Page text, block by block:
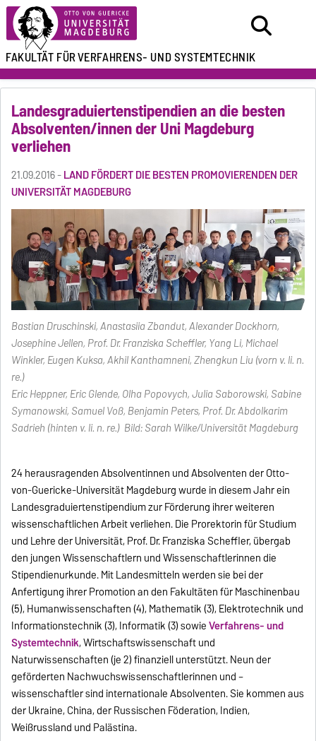
FAKULTÄT FÜRVERFAHRENS- UND SYSTEMTECHNIK
Landesgraduiertenstipendien an die besten
Absolventen/innen der Uni Magdeburg
verliehen
21.09.2016 -LAND FÖRDERT DIE BESTEN PROMOVIERENDEN DER
UNIVERSITÄT MAGDEBURG
Bastian Druschinski, Anastasiia Zbandut, Alexander Dockhorn,
Josephine Jellen, Prof. Dr. Franziska Scheffler, Yang Li, Michael
Winkler, Eugen Kuksa, Akhil Kanthamneni, Zhengkun Liu (vorn v. li. n.
re.)
Eric Heppner, Eric Glende, Olha Popovych, Julia Saborowski, Sabine
Symanowski, Samuel Voß, Benjamin Peters, Prof. Dr. Abdolkarim
Sadrieh (hinten v. li. n. re.) Bild: Sarah Wilke/Universität Magdeburg
24 herausragenden Absolventinnen und Absolventen der Otto-
von-Guericke-Universität Magdeburg wurde in diesem Jahr ein
Landesgraduiertenstipendium zur Förderung ihrer weiteren
wissenschaftlichen Arbeit verliehen. Die Prorektorin für Studium
und Lehre der Universität, Prof. Dr. Franziska Scheffler, übergab
den jungen Wissenschaftlern und Wissenschaftlerinnen die
Stipendienurkunde. Mit Landesmitteln werden sie bei der
Anfertigung ihrer Promotion an den Fakultäten für Maschinenbau
(5), Humanwissenschaften (4), Mathematik (3), Elektrotechnik und
Informationstechnik (3), Informatik (3) sowieVerfahrens- und
Systemtechnik, Wirtschaftswissenschaft und
Naturwissenschaften (je 2) finanziell unterstützt. Neun der
geförderten Nachwuchswissenschaftlerinnen und –
wissenschaftler sind internationale Absolventen. Sie kommen aus
der Ukraine, China, der Russischen Föderation, Indien,
Weißrussland und Palästina.